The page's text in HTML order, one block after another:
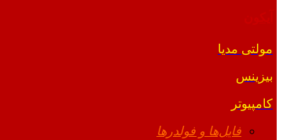
مولتی مدیا
بیزینس
کامپیوتر
فایل‌ها و فولدرها